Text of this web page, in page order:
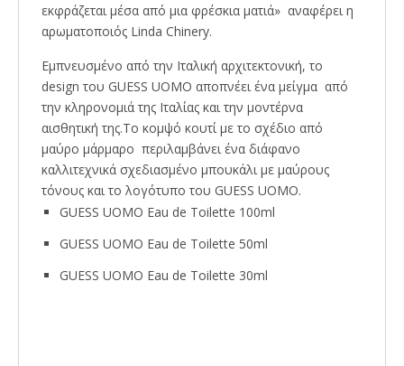
εκφράζεται μέσα από μια φρέσκια ματιά» αναφέρει η
αρωματοποιός Linda Chinery.
Εμπνευσμένο από την Ιταλική αρχιτεκτονική, το
design του GUESS UOMO αποπνέει ένα μείγμα από
την κληρονομιά της Ιταλίας και την μοντέρνα
αισθητική της.Το κομψό κουτί με το σχέδιο από
μαύρο μάρμαρο περιλαμβάνει ένα διάφανο
καλλιτεχνικά σχεδιασμένο μπουκάλι με μαύρους
τόνους και το λογότυπο του GUESS UOMO.
GUESS UOMO Eau de Toilette 100ml
GUESS UOMO Eau de Toilette 50ml
GUESS UOMO Eau de Toilette 30ml